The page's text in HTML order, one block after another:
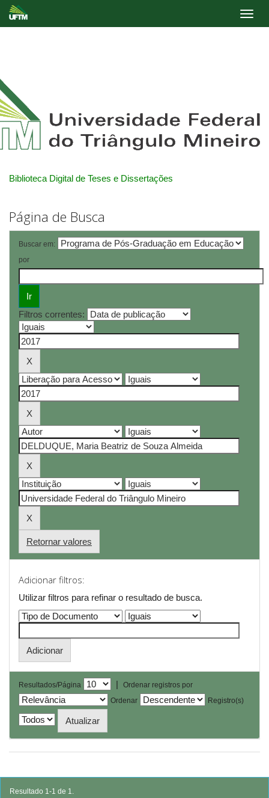
Biblioteca Digital de Teses e Dissertações
Página de Busca
Buscar em:
por
Filtros correntes:
Retornar valores
Adicionar filtros:
Utilizar filtros para refinar o resultado de busca.
Resultados/Página |
Ordenar registros por
Ordenar
Registro(s)
Resultado 1-1 de 1.